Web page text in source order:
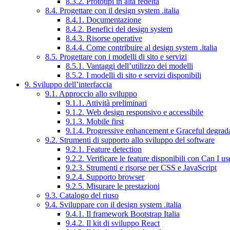
8.4. Progettare con il design system .italia
8.4.1. Documentazione
8.4.2. Benefici del design system
8.4.3. Risorse operative
8.4.4. Come contribuire al design system .italia
8.5. Progettare con i modelli di sito e servizi
8.5.1. Vantaggi dell’utilizzo dei modelli
8.5.2. I modelli di sito e servizi disponibili
9. Sviluppo dell’interfaccia
9.1. Approccio allo sviluppo
9.1.1. Attività preliminari
9.1.2. Web design responsivo e accessibile
9.1.3. Mobile first
9.1.4. Progressive enhancement e Graceful
9.2. Strumenti di supporto allo sviluppo del software
9.2.1. Feature detection
9.2.2. Verificare le feature disponibili con Can I
9.2.3. Strumenti e risorse per CSS e JavaScript
9.2.4. Supporto browser
9.2.5. Misurare le prestazioni
9.3. Catalogo del riuso
9.4. Sviluppare con il design system .italia
9.4.1. Il framework Bootstrap Italia
9.4.2. Il kit di sviluppo React